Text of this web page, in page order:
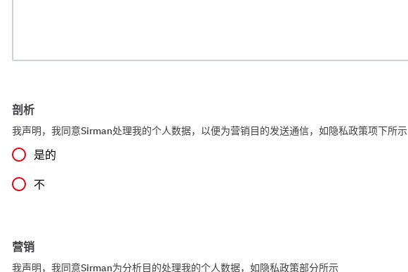
剖析
我声明，我同意Sirman处理我的个人数据，以便为营销目的发送通信，如隐私政策项下所示
是的
不
营销
我声明，我同意Sirman为分析目的处理我的个人数据，如隐私政策部分所示